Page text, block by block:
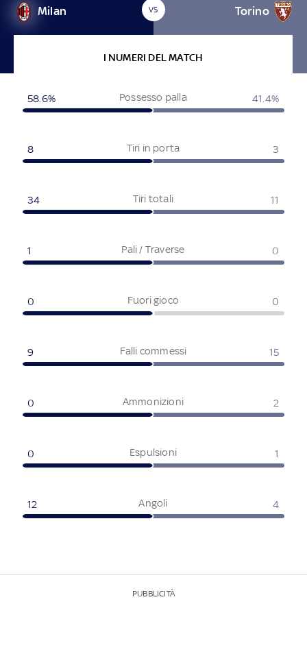
Milan VS Torino
I NUMERI DEL MATCH
Possesso palla
58.6% 41.4%
Tiri in porta
8 3
Tiri totali
34 11
Pali / Traverse
1 0
Fuori gioco
0 0
Falli commessi
9 15
Ammonizioni
0 2
Espulsioni
0 1
Angoli
12 4
PUBBLICITÀ